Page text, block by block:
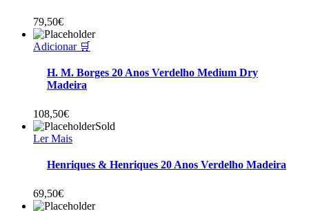
79,50€
Adicionar 🛒
H. M. Borges 20 Anos Verdelho Medium Dry
Madeira
108,50€
Sold
Ler Mais
Henriques & Henriques 20 Anos Verdelho Madeira
69,50€